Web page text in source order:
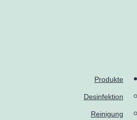
Produkte
Desinfektion
Reinigung